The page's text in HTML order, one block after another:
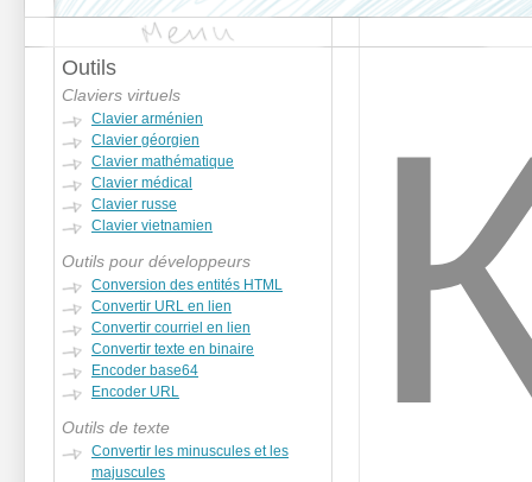
Outils
Claviers virtuels
Clavier arménien
Clavier géorgien
Clavier mathématique
Clavier médical
Clavier russe
Clavier vietnamien
Outils pour développeurs
Conversion des entités HTML
Convertir URL en lien
Convertir courriel en lien
Convertir texte en binaire
Encoder base64
Encoder URL
Outils de texte
Convertir les minuscules et les
majuscules